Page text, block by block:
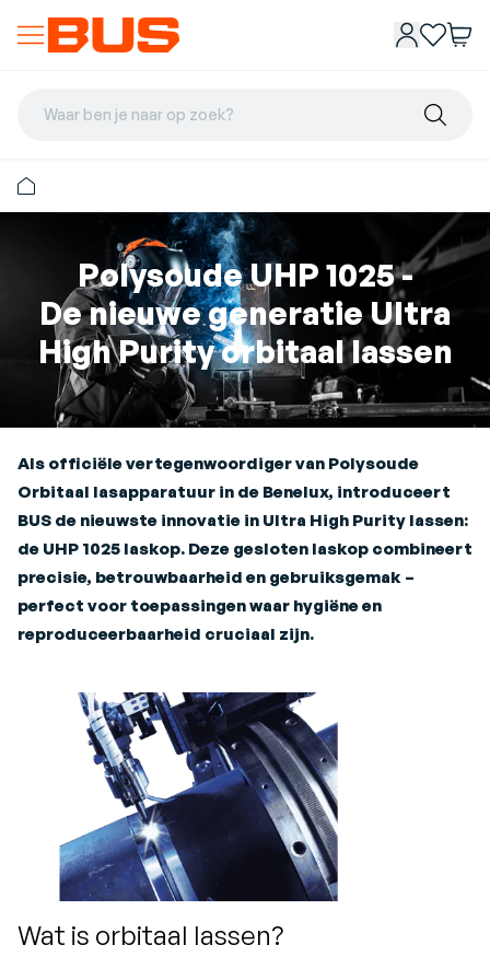
Waar ben je naar op zoek?
Polysoude UHP 1025 -
De nieuwe generatie Ultra
High Purity orbitaal lassen
Als officiële vertegenwoordiger van Polysoude
Orbitaal lasapparatuur in de Benelux, introduceert
BUS de nieuwste innovatie in Ultra High Purity lassen:
de UHP 1025 laskop. Deze gesloten laskop combineert
precisie, betrouwbaarheid en gebruiksgemak –
perfect voor toepassingen waar hygiëne en
reproduceerbaarheid cruciaal zijn.
Wat is orbitaal lassen?